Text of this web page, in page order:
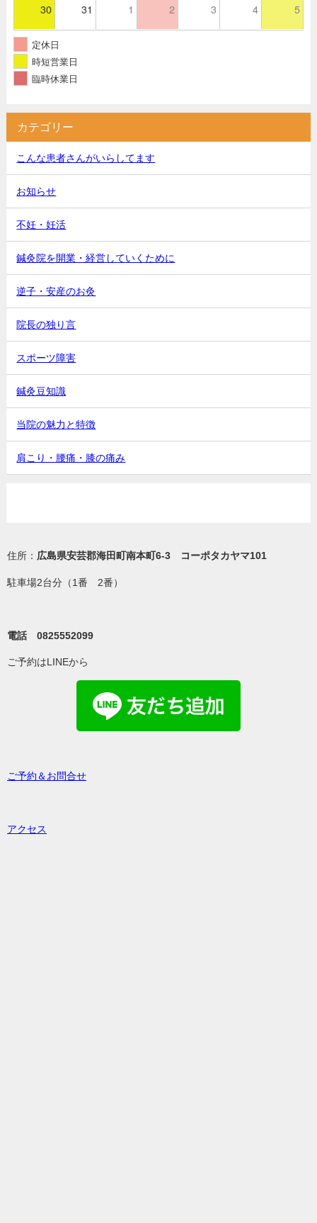
30 31 1 2 3 4 5
定休日
時短営業日
臨時休業日
カテゴリー
こんな患者さんがいらしてます
お知らせ
不妊・妊活
鍼灸院を開業・経営していくために
逆子・安産のお灸
院長の独り言
スポーツ障害
鍼灸豆知識
当院の魅力と特徴
肩こり・腰痛・膝の痛み
住所： 広島県安芸郡海田町南本町6-3 コーポタカヤマ101
駐車場2台分（1番 2番）
電話 0825552099
ご予約はLINEから
ご予約＆お問合せ
アクセス